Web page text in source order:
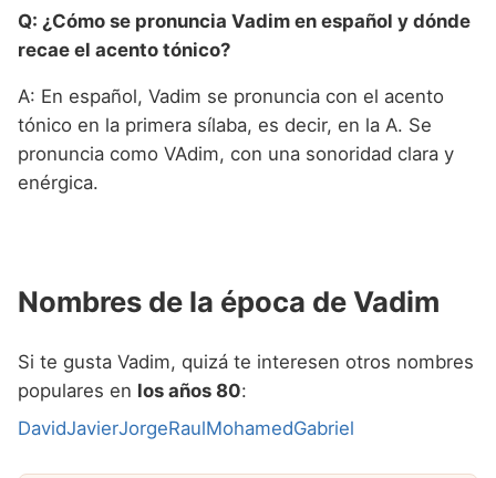
Q: ¿Cómo se pronuncia Vadim en español y dónde
recae el acento tónico?
A: En español, Vadim se pronuncia con el acento
tónico en la primera sílaba, es decir, en la A. Se
pronuncia como VAdim, con una sonoridad clara y
enérgica.
Nombres de la época de Vadim
Si te gusta Vadim, quizá te interesen otros nombres
populares en los años 80:
DavidJavierJorgeRaulMohamedGabriel